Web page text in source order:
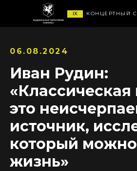
КОНЦЕРТНЫЙ
IX
06.08.2024
Иван Рудин:
«Классическая
это
источник,
который
жизнь»